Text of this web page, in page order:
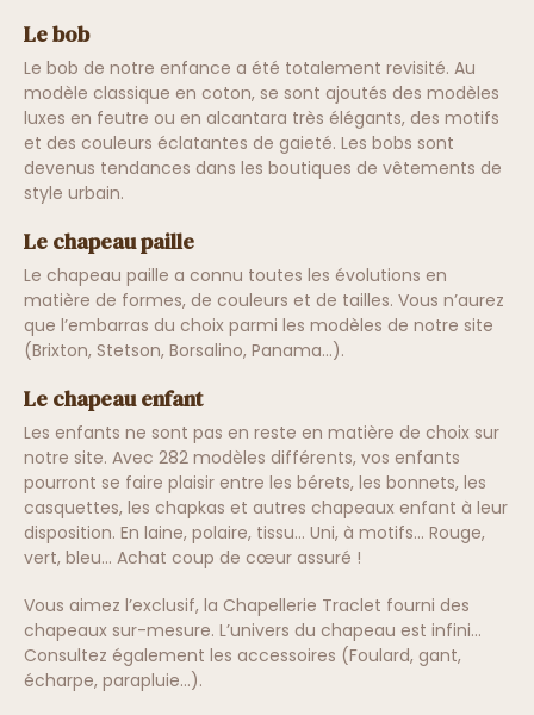
Le bob
Le bob de notre enfance a été totalement revisité. Au
modèle classique en coton, se sont ajoutés des modèles
luxes en feutre ou en alcantara très élégants, des motifs
et des couleurs éclatantes de gaieté. Les bobs sont
devenus tendances dans les boutiques de vêtements de
style urbain.
Le chapeau paille
Le chapeau paille a connu toutes les évolutions en
matière de formes, de couleurs et de tailles. Vous n’aurez
que l’embarras du choix parmi les modèles de notre site
(Brixton, Stetson, Borsalino, Panama…).
Le chapeau enfant
Les enfants ne sont pas en reste en matière de choix sur
notre site. Avec 282 modèles différents, vos enfants
pourront se faire plaisir entre les bérets, les bonnets, les
casquettes, les chapkas et autres chapeaux enfant à leur
disposition. En laine, polaire, tissu… Uni, à motifs… Rouge,
vert, bleu… Achat coup de cœur assuré !
Vous aimez l’exclusif, la Chapellerie Traclet fourni des
chapeaux sur-mesure. L’univers du chapeau est infini…
Consultez également les accessoires (Foulard, gant,
écharpe, parapluie…).